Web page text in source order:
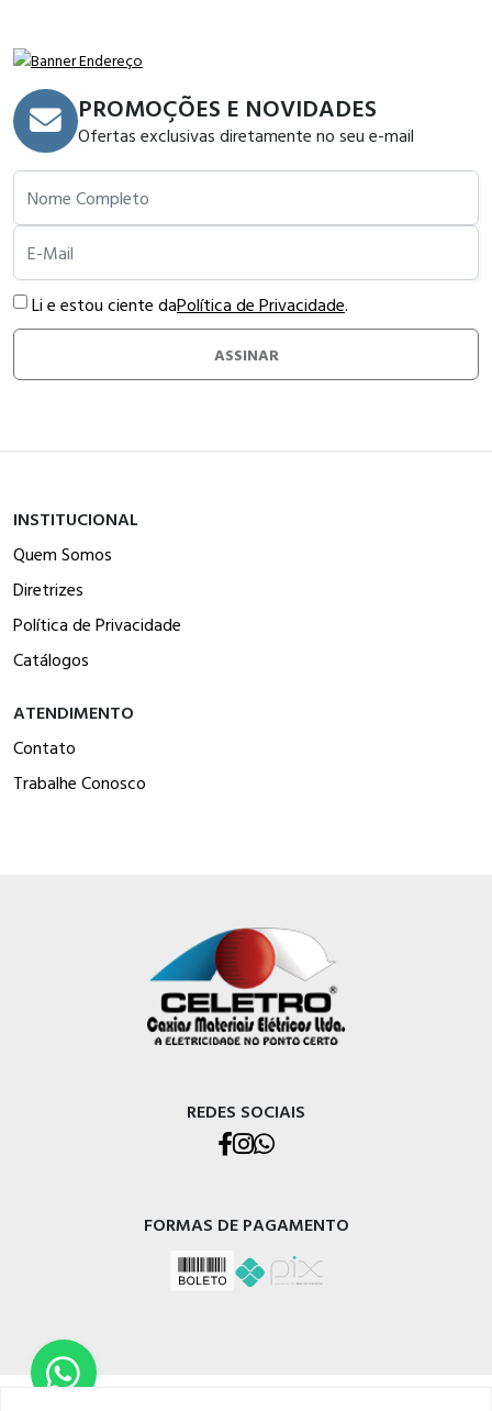
PROMOÇÕES E NOVIDADES
Ofertas exclusivas diretamente no seu e-mail
Nome Completo
E-Mail
Li e estou ciente daPolítica de Privacidade.
ASSINAR
INSTITUCIONAL
Quem Somos
Diretrizes
Política de Privacidade
Catálogos
ATENDIMENTO
Contato
Trabalhe Conosco
REDES SOCIAIS
FORMAS DE PAGAMENTO